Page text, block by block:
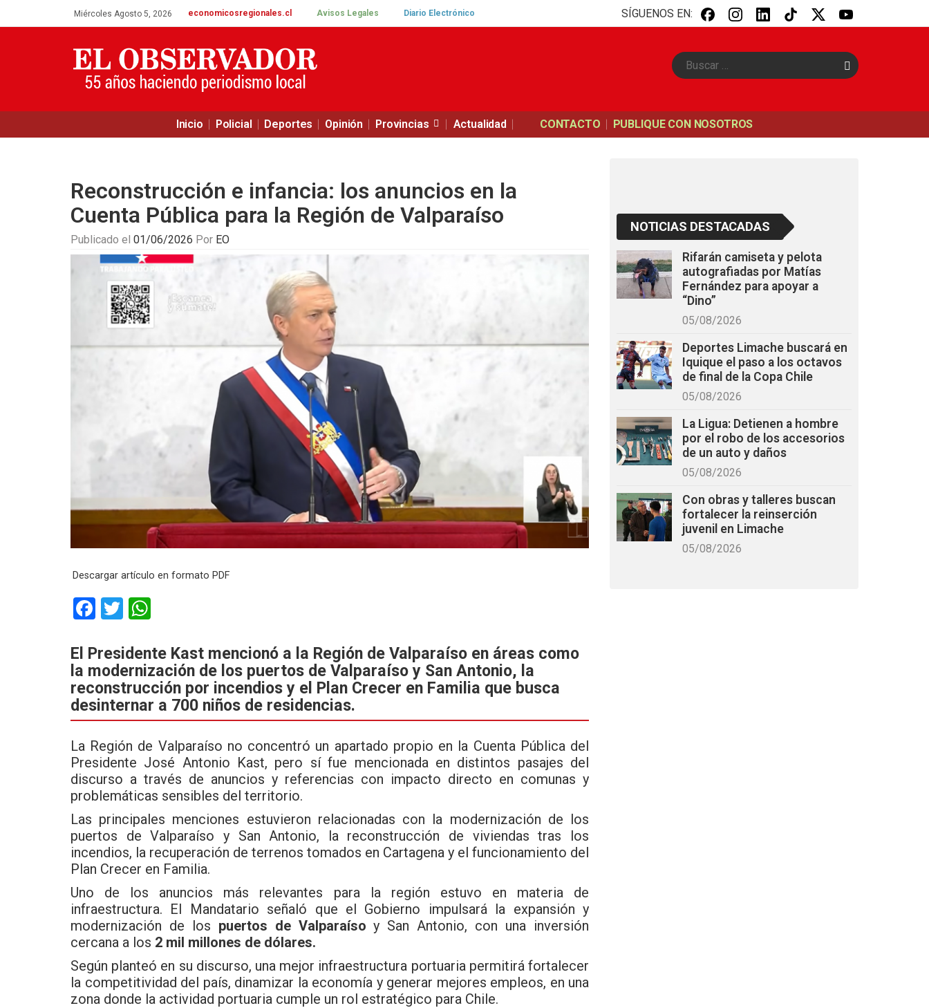
Miércoles Agosto 5, 2026 economicosregionales.cl Avisos Legales Diario Electrónico SÍGUENOS EN:
B
u
Inicio Policial Deportes Opinión Provincias Actualidad CONTACTO PUBLIQUE CON NOSOTROS
Reconstrucción e infancia: los anuncios en la
Cuenta Pública para la Región de Valparaíso
Publicado el 01/06/2026 Por EO
Descargar artículo en formato PDF
F
ce
b
o
o
k
T
tt
er
at
s
A
p
p
El Presidente Kast mencionó a la Región de Valparaíso en áreas como
la modernización de los puertos de Valparaíso y San Antonio, la
reconstrucción por incendios y el Plan Crecer en Familia que busca
desinternar a 700 niños de residencias.
La Región de Valparaíso no concentró un apartado propio en la Cuenta Pública del
Presidente José Antonio Kast, pero sí fue mencionada en distintos pasajes del
discurso a través de anuncios y referencias con impacto directo en comunas y
problemáticas sensibles del territorio.
Las principales menciones estuvieron relacionadas con la modernización de los
puertos de Valparaíso y San Antonio, la reconstrucción de viviendas tras los
incendios, la recuperación de terrenos tomados en Cartagena y el funcionamiento del
Plan Crecer en Familia.
Uno de los anuncios más relevantes para la región estuvo en materia de
infraestructura. El Mandatario señaló que el Gobierno impulsará la expansión y
modernización de los puertos de Valparaíso y San Antonio, con una inversión
cercana a los 2 mil millones de dólares.
Según planteó en su discurso, una mejor infraestructura portuaria permitirá fortalecer
la competitividad del país, dinamizar la economía y generar mejores empleos, en una
zona donde la actividad portuaria cumple un rol estratégico para Chile.
NOTICIAS DESTACADAS
Rifarán camiseta y pelota
autografiadas por Matías
Fernández para apoyar a
“Dino”
05/08/2026
Deportes Limache buscará en
Iquique el paso a los octavos
de final de la Copa Chile
05/08/2026
La Ligua: Detienen a hombre
por el robo de los accesorios
de un auto y daños
05/08/2026
Con obras y talleres buscan
fortalecer la reinserción
juvenil en Limache
05/08/2026